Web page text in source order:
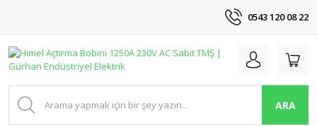
0543 120 08 22
ARA